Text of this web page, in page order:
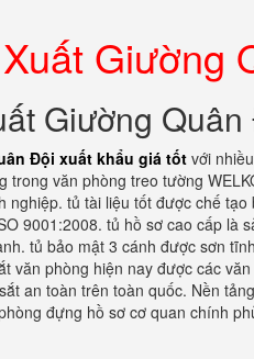
Giường
Giường
Đội xuất khẩu giá tốtvới
trong văn phòng treo tường
nghiệp. tủ tài liệu tốt được chế
9001:2008. tủ hồ sơ cao cấp
tủ bảo mật 3 cánh được sơn
văn phòng hiện nay được các
an toàn trên toàn quốc. Nền
đựng hồ sơ cơ quan chính